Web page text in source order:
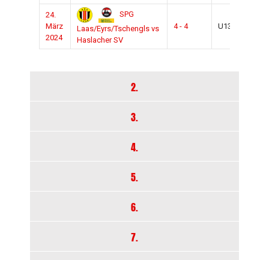
24.
März
2024
SPG
Laas/Eyrs/Tschengls vs
Haslacher SV
4 - 4 U13
2.
3.
4.
5.
6.
7.